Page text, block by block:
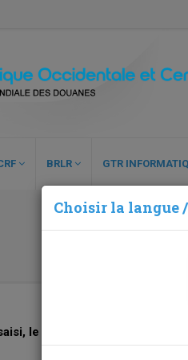
BRLR GTR
le 10 cot 2020, 100
Choisir la langue